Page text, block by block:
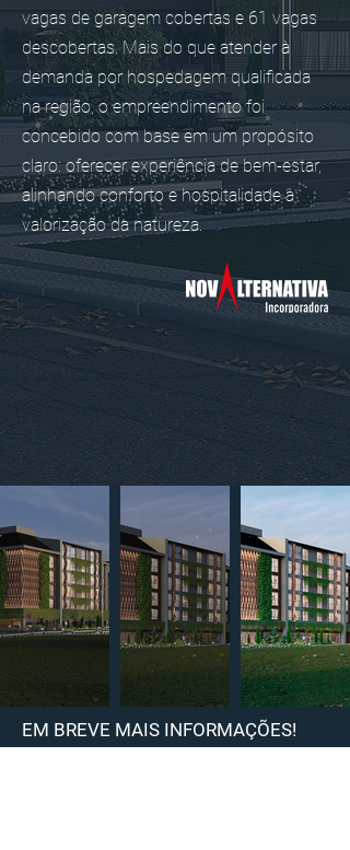
vagas de garagem cobertas e 61 vagas
descobertas. Mais do que atender à
demanda por hospedagem qualificada
na região, o empreendimento foi
concebido com base em um propósito
claro: oferecer experiência de bem-estar,
alinhando conforto e hospitalidade à
valorização da natureza.
EM BREVE MAIS INFORMAÇÕES!